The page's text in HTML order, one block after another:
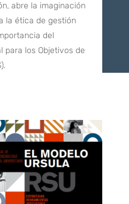
abre la imaginación
la ética de gestión
del
para los Objetivos de